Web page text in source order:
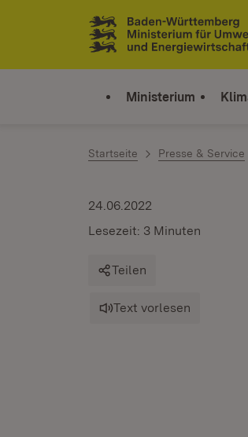
Zum Inhalt springen
Link zur Startseite
Ministerium
Startseite Presse & Service
24.06.2022
Lesezeit: 3 Minuten
Teilen
Text vorlesen